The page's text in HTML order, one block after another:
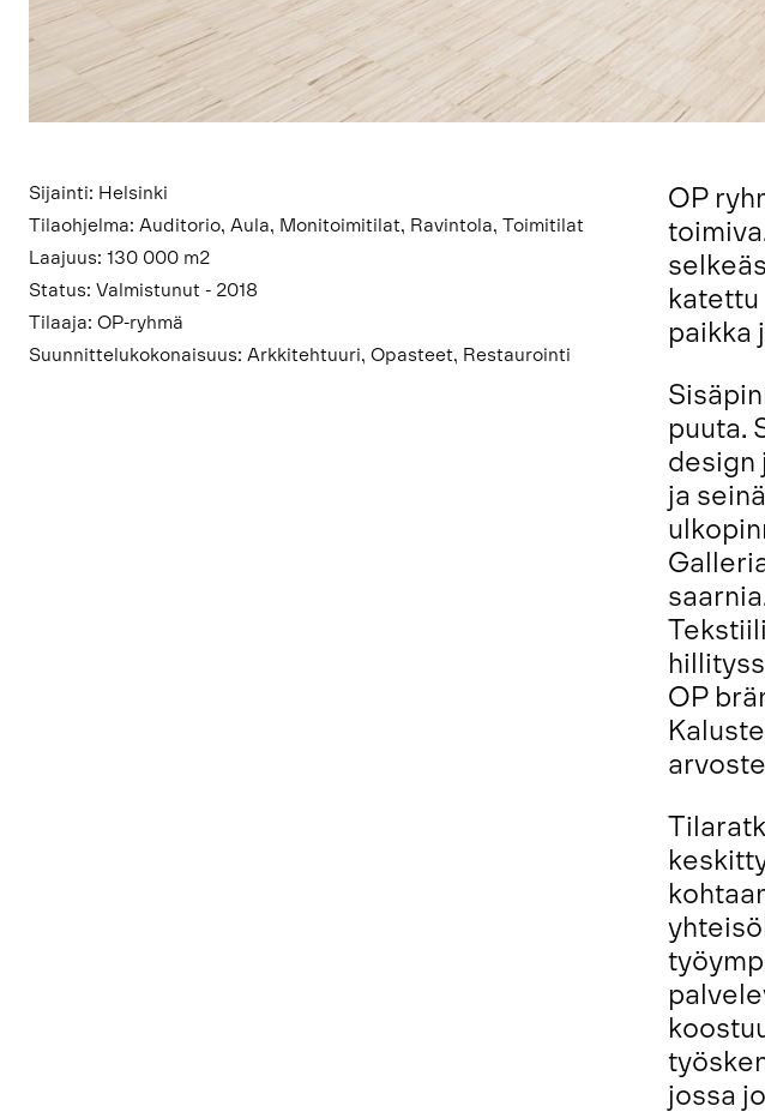
Sijainti: Helsinki
Tilaohjelma: Auditorio, Aula, Monitoimitilat, Ravintola, Toimitilat
Laajuus: 130 000 m2
Status: Valmistunut - 2018
Tilaaja: OP-ryhmä
Suunnittelukokonaisuus: Arkkitehtuuri, Opasteet, Restaurointi
OP
katettu
paikka
puuta.
design
ja
OP
jossa